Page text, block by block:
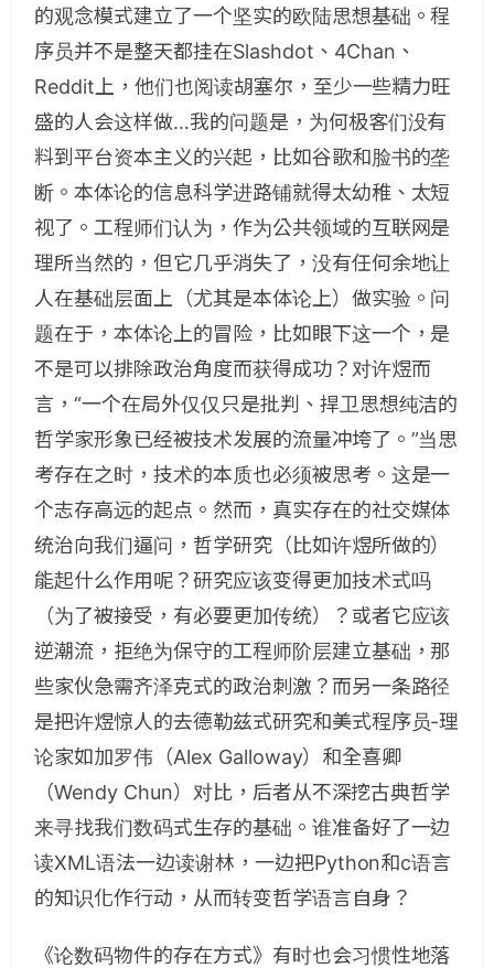
的观念模式建立了一个坚实的欧陆思想基础。程
序员并不是整天都挂在Slashdot、4Chan、
Reddit上，他们也阅读胡塞尔，至少一些精力旺
盛的人会这样做…我的问题是，为何极客们没有
料到平台资本主义的兴起，比如谷歌和脸书的垄
断。本体论的信息科学进路铺就得太幼稚、太短
视了。工程师们认为，作为公共领域的互联网是
理所当然的，但它几乎消失了，没有任何余地让
人在基础层面上（尤其是本体论上）做实验。问
题在于，本体论上的冒险，比如眼下这一个，是
不是可以排除政治角度而获得成功？对许煜而
言，“一个在局外仅仅只是批判、捍卫思想纯洁的
哲学家形象已经被技术发展的流量冲垮了。”当思
考存在之时，技术的本质也必须被思考。这是一
个志存高远的起点。然而，真实存在的社交媒体
统治向我们逼问，哲学研究（比如许煜所做的）
能起什么作用呢？研究应该变得更加技术式吗
（为了被接受，有必要更加传统）？或者它应该
逆潮流，拒绝为保守的工程师阶层建立基础，那
些家伙急需齐泽克式的政治刺激？而另一条路径
是把许煜惊人的去德勒兹式研究和美式程序员-理
论家如加罗伟（Alex Galloway）和全喜卿
（Wendy Chun）对比，后者从不深挖古典哲学
来寻找我们数码式生存的基础。谁准备好了一边
读XML语法一边读谢林，一边把Python和c语言
的知识化作行动，从而转变哲学语言自身？
《论数码物件的存在方式》有时也会习惯性地落